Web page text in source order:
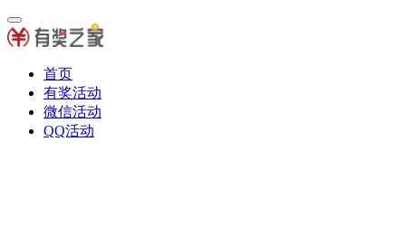
首页
有奖活动
微信活动
QQ活动